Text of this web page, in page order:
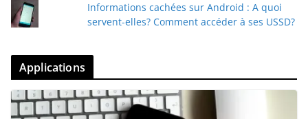
Informations cachées sur Android : A quoi
servent-elles? Comment accéder à ses USSD?
Applications